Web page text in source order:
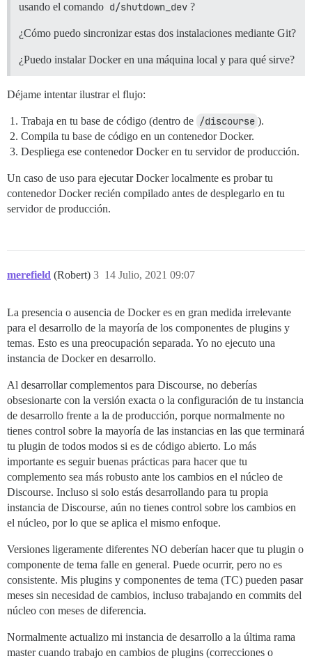
usando el comando d/shutdown_dev ?
¿Cómo puedo sincronizar estas dos instalaciones mediante Git?
¿Puedo instalar Docker en una máquina local y para qué sirve?
Déjame intentar ilustrar el flujo:
Trabaja en tu base de código (dentro de /discourse ).
Compila tu base de código en un contenedor Docker.
Despliega ese contenedor Docker en tu servidor de producción.
Un caso de uso para ejecutar Docker localmente es probar tu
contenedor Docker recién compilado antes de desplegarlo en tu
servidor de producción.
merefield (Robert) 14 Julio, 2021 09:07
3
La presencia o ausencia de Docker es en gran medida irrelevante
para el desarrollo de la mayoría de los componentes de plugins y
temas. Esto es una preocupación separada. Yo no ejecuto una
instancia de Docker en desarrollo.
Al desarrollar complementos para Discourse, no deberías
obsesionarte con la versión exacta o la configuración de tu instancia
de desarrollo frente a la de producción, porque normalmente no
tienes control sobre la mayoría de las instancias en las que terminará
tu plugin de todos modos si es de código abierto. Lo más
importante es seguir buenas prácticas para hacer que tu
complemento sea más robusto ante los cambios en el núcleo de
Discourse. Incluso si solo estás desarrollando para tu propia
instancia de Discourse, aún no tienes control sobre los cambios en
el núcleo, por lo que se aplica el mismo enfoque.
Versiones ligeramente diferentes NO deberían hacer que tu plugin o
componente de tema falle en general. Puede ocurrir, pero no es
consistente. Mis plugins y componentes de tema (TC) pueden pasar
meses sin necesidad de cambios, incluso trabajando en commits del
núcleo con meses de diferencia.
Normalmente actualizo mi instancia de desarrollo a la última rama
master cuando trabajo en cambios de plugins (correcciones o